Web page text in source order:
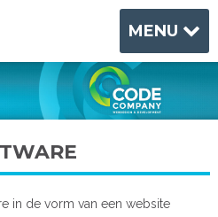
MENU
in de vorm van een website